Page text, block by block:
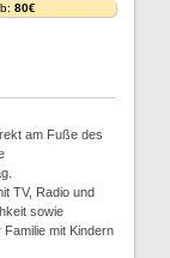
80€
am Fuße des
TV, Radio und
sowie
mit Kindern